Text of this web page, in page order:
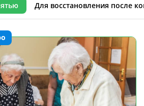
Для восстановления после